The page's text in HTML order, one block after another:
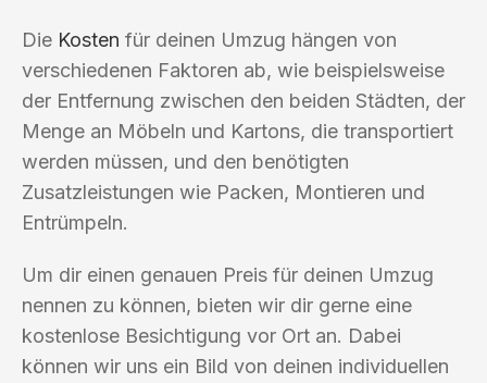
Die Kosten für deinen Umzug hängen von
verschiedenen Faktoren ab, wie beispielsweise
der Entfernung zwischen den beiden Städten, der
Menge an Möbeln und Kartons, die transportiert
werden müssen, und den benötigten
Zusatzleistungen wie Packen, Montieren und
Entrümpeln.
Um dir einen genauen Preis für deinen Umzug
nennen zu können, bieten wir dir gerne eine
kostenlose Besichtigung vor Ort an. Dabei
können wir uns ein Bild von deinen individuellen